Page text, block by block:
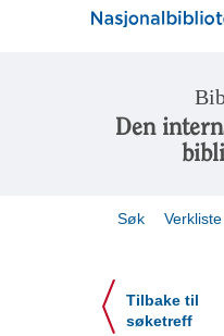
Den
Søk Verkliste
Tilbake til
søketreff